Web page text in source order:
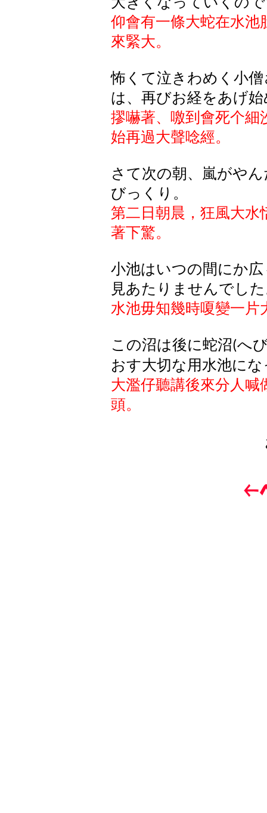
仰會有一條大蛇在水池
來緊大。
怖くて泣きわめく小
は、再びお経をあげ
摎嚇著、噭到會死个細
始再過大聲唸經。
さて次の朝、嵐がや
びっくり。
第二日朝晨，狂風大水
著下驚。
小池はいつの間にか広
見あたりませんでし
水池毋知幾時嗄變一片
この沼は後に蛇沼(へ
おす大切な用水池に
大濫仔聽講後來分人喊
頭。